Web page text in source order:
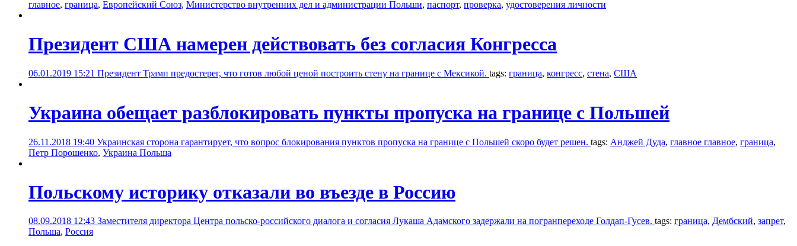
главное, граница, Европейский Союз, Министерство внутренних дел и администрации Польши, паспорт, проверка, удостоверения личности
Президент США намерен действовать без согласия Конгресса
06.01.2019 15:21 Президент Трамп предостерег, что готов любой ценой построить стену на границе с Мексикой. tags: граница, конгресс, стена, США
Украина обещает разблокировать пункты пропуска на границе с Польшей
26.11.2018 19:40 Украинская сторона гарантирует, что вопрос блокирования пунктов пропуска на границе с Польшей скоро будет решен. tags: Анджей Дуда, главное главное, граница,
Петр Порошенко, Украина Польша
Польскому историку отказали во въезде в Россию
08.09.2018 12:43 Заместителя директора Центра польско-российского диалога и согласия Лукаша Адамского задержали на погранпереходе Голдап-Гусев. tags: граница, Дембский, запрет,
Польша, Россия